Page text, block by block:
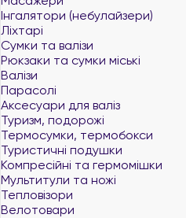
Інгалятори (небулайзери)
Ліхтарі
Сумки та валізи
Рюкзаки та сумки міські
Валізи
Парасолі
Аксесуари для валіз
Туризм, подорожі
Термосумки, термобокси
Туристичні подушки
Компресійні та гермомішки
Мультитули та ножі
Тепловізори
Велотовари